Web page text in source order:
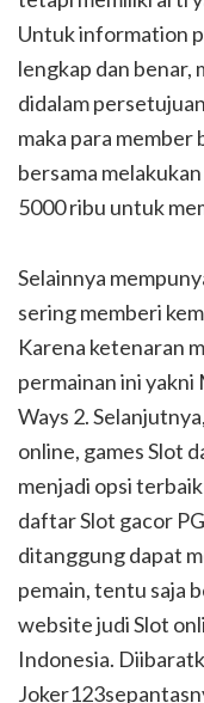
Untuk information
lengkap dan benar,
didalam
maka para
bersama
5000 ribu untuk
Selainnya
sering memberi
Karena ketenaran
permainan ini
Ways 2.
online, games Slot
menjadi opsi
daftar Slot gacor
ditanggung dapat
pemain, tentu saja
website judi Slot
Indonesia.